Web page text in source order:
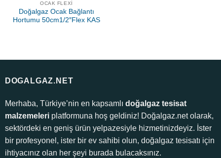
OCAK FLEXI
Doğalgaz Ocak Bağlantı
Hortumu 50cm1/2″Flex KAS
DOGALGAZ.NET
Merhaba, Türkiye’nin en kapsamlı doğalgaz tesisat
malzemeleriplatformuna hoş geldiniz! Doğalgaz.net olarak,
sektördeki en geniş ürün yelpazesiyle hizmetinizdeyiz. İster
bir profesyonel, ister bir ev sahibi olun, doğalgaz tesisatı için
ihtiyacınız olan her şeyi burada bulacaksınız.